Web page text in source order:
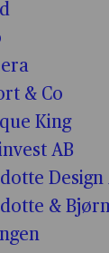
& Co
King
AB
Design
&